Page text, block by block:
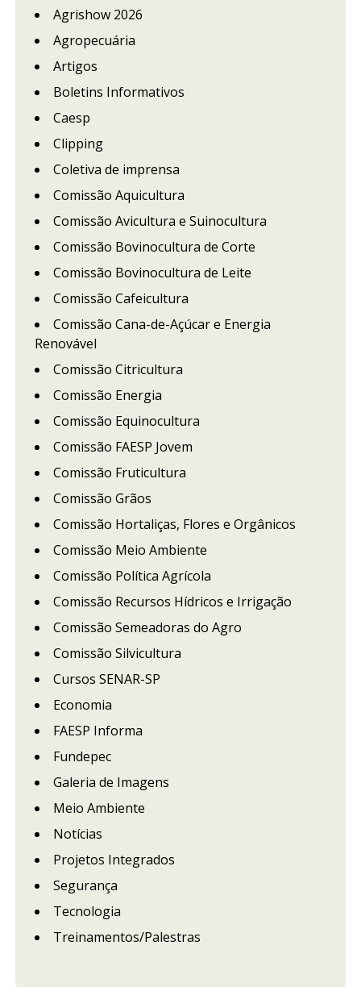
Agrishow 2026
Agropecuária
Artigos
Boletins Informativos
Caesp
Clipping
Coletiva de imprensa
Comissão Aquicultura
Comissão Avicultura e Suinocultura
Comissão Bovinocultura de Corte
Comissão Bovinocultura de Leite
Comissão Cafeicultura
Comissão Cana-de-Açúcar e Energia
Renovável
Comissão Citricultura
Comissão Energia
Comissão Equinocultura
Comissão FAESP Jovem
Comissão Fruticultura
Comissão Grãos
Comissão Hortaliças, Flores e Orgânicos
Comissão Meio Ambiente
Comissão Política Agrícola
Comissão Recursos Hídricos e Irrigação
Comissão Semeadoras do Agro
Comissão Silvicultura
Cursos SENAR-SP
Economia
FAESP Informa
Fundepec
Galeria de Imagens
Meio Ambiente
Notícias
Projetos Integrados
Segurança
Tecnologia
Treinamentos/Palestras